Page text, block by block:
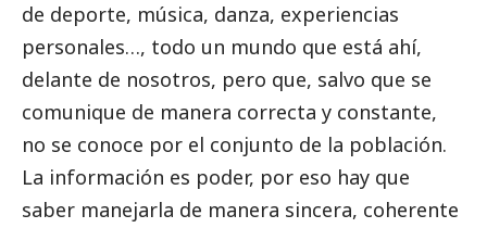
de deporte, música, danza, experiencias
personales…, todo un mundo que está ahí,
delante de nosotros, pero que, salvo que se
comunique de manera correcta y constante,
no se conoce por el conjunto de la población.
La información es poder, por eso hay que
saber manejarla de manera sincera, coherente